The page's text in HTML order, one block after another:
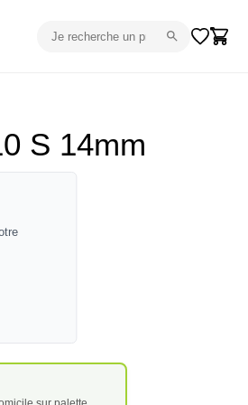
S 14mm